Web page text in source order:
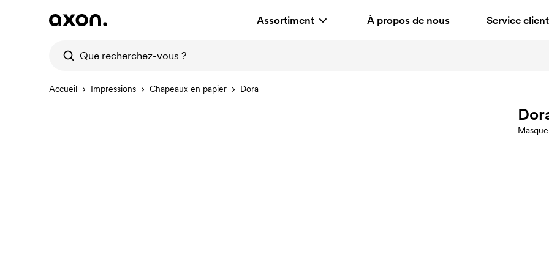
Assortiment À propos de nous Service client
Accueil Impressions Chapeaux en papier Dora
Masque